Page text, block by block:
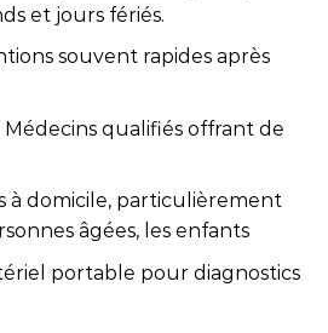
et jours fériés.
souvent rapides après
qualifiés offrant de
à domicile, particulièrement
âgées, les enfants
portable pour diagnostics